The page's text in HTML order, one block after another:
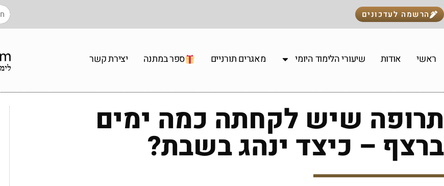
הרשמה לעדכונים
ראשי אודות שיעורי הלימוד היומי מאגרים תורניים ספר במתנה יצירת קשר
תרופה שיש לקחתה כמה ימים
ברצף – כיצד ינהג בשבת?